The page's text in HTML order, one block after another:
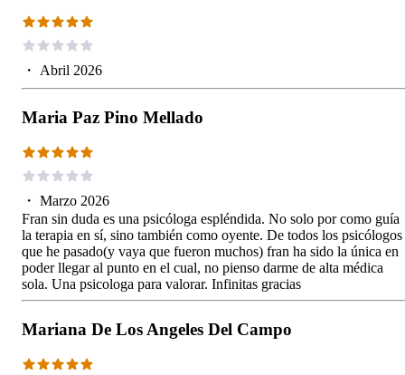
・ Abril 2026
Maria Paz Pino Mellado
・ Marzo 2026
Fran sin duda es una psicóloga espléndida. No solo por como guía
la terapia en sí, sino también como oyente. De todos los psicólogos
que he pasado(y vaya que fueron muchos) fran ha sido la única en
poder llegar al punto en el cual, no pienso darme de alta médica
sola. Una psicologa para valorar. Infinitas gracias
Mariana De Los Angeles Del Campo